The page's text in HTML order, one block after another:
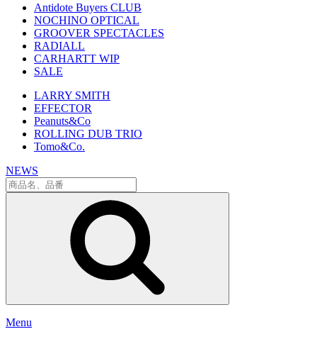
Antidote Buyers CLUB
NOCHINO OPTICAL
GROOVER SPECTACLES
RADIALL
CARHARTT WIP
SALE
LARRY SMITH
EFFECTOR
Peanuts&Co
ROLLING DUB TRIO
Tomo&Co.
NEWS
Menu